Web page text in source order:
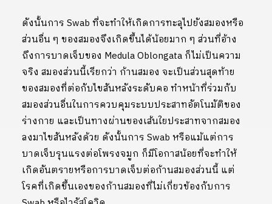
ดังนั้นการ Swab ที่จะทำให้เกิดการทะลุไปยังสมองหรือ
ส่วนอื่น ๆ ของสมองจึงเกิดขึ้นได้น้อยมาก ๆ ส่วนที่อ้าง
ถึงการบาดเจ็บของ Medula Oblongata ก็ไม่เป็นความ
จริง สมองส่วนนี้เรียกว่า ก้านสมอง จะเป็นส่วนสุดท้าย
ของสมองที่ต่อกับไขสันหลังระดับคอ ทำหน้าที่ร่วมกับ
สมองส่วนอื่นในการควบคุมระบบประสาทอัตโนมัติของ
ร่างกาย และเป็นทางผ่านของเส้นใยประสาทจากสมอง
ลงมาไขสันหลังด้วย ดังนั้นการ Swab หรือแม้แต่การ
บาดเจ็บรุนแรงต่อโพรงจมูก ก็มีโอกาสน้อยที่จะทำให้
เกิดอันตรายหรือการบาดเจ็บต่อก้านสมองส่วนนี้ แต่
โรคที่เกิดขึ้นเองของก้านสมองที่ไม่เกี่ยวข้องกับการ